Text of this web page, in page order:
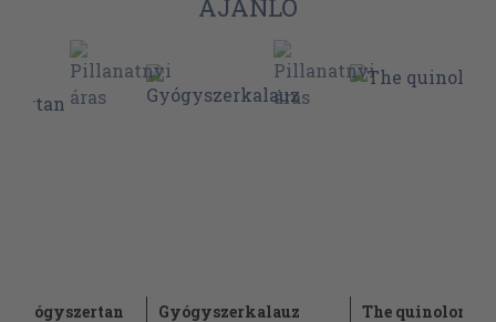
AJÁNLÓ
gyógyszertan Gyógyszerkalauz The quinolones